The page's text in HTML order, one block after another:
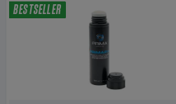
BESTSELLER